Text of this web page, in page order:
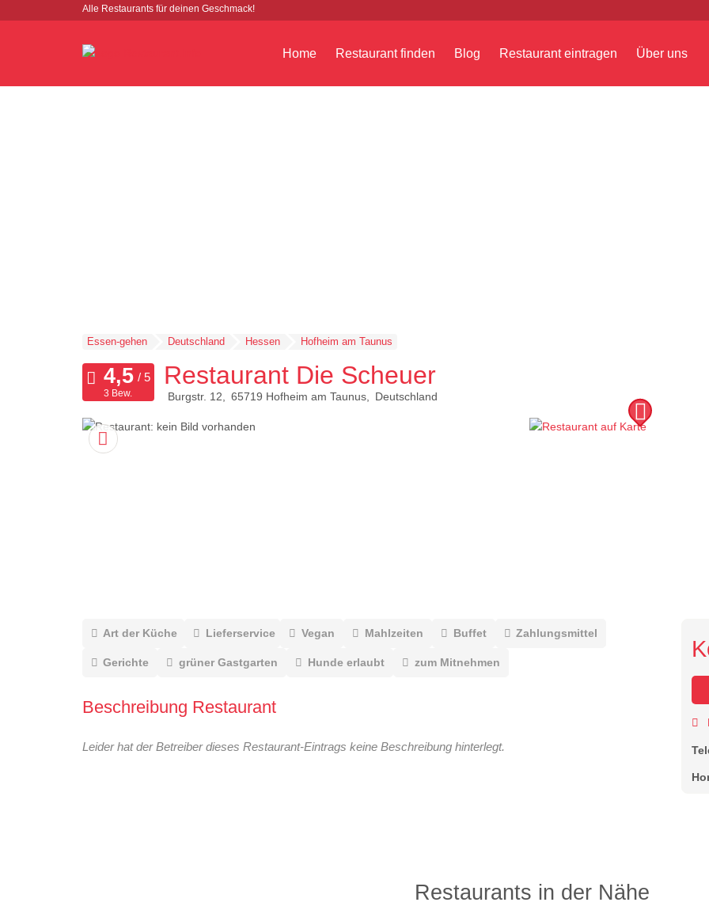
Alle Restaurants für deinen Geschmack!
Home Restaurant finden Blog Restaurant eintragen Über uns
Essen-gehen Deutschland Hessen Hofheim am Taunus
Restaurant Die Scheuer
Burgstr. 12 65719 Hofheim am Taunus Deutschland
3 Bew.
Art der Küche Lieferservice Vegan Mahlzeiten Buffet Zahlungsmittel
Gerichte grüner Gastgarten Hunde erlaubt zum Mitnehmen
Beschreibung Restaurant
Leider hat der Betreiber dieses Restaurant-Eintrags keine Beschreibung hinterlegt.
Restaurants in der Nähe